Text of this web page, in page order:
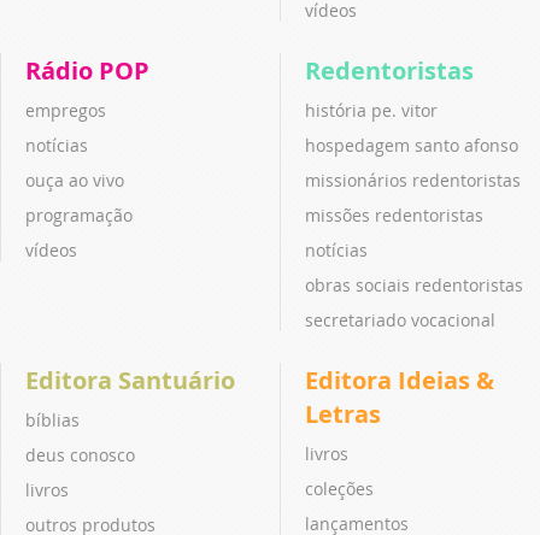
vídeos
Rádio POP
empregos
notícias
ouça ao vivo
programação
vídeos
Redentoristas
história pe. vitor
hospedagem santo afonso
missionários redentoristas
missões redentoristas
notícias
obras sociais redentoristas
secretariado vocacional
Editora Santuário
bíblias
deus conosco
livros
outros produtos
Editora Ideias &
Letras
livros
coleções
lançamentos